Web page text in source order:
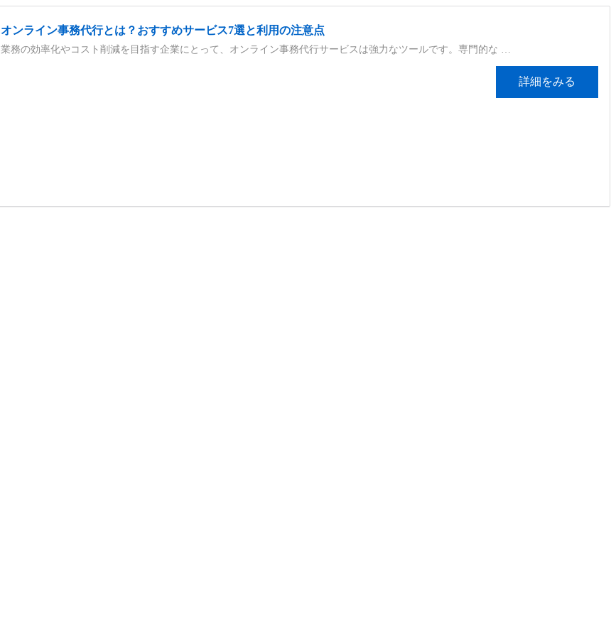
オンライン事務代行とは？おすすめサービス7選と利用の注意点
業務の効率化やコスト削減を目指す企業にとって、オンライン事務代行サービスは強力なツールです。専門的な …
詳細をみる